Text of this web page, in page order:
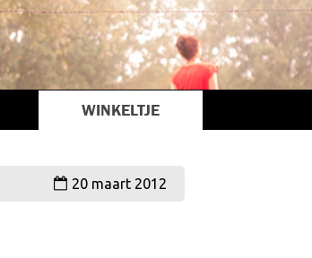
WINKELTJE
20 maart 2012